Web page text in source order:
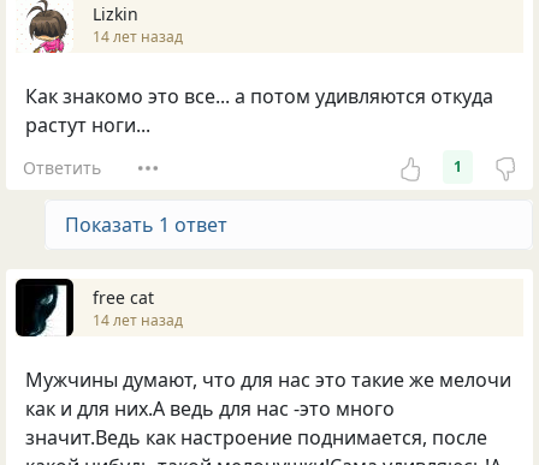
Lizkin
14 лет назад
Как знакомо это все... а потом удивляются откуда
растут ноги...
Ответить 1
Показать 1 ответ
free cat
14 лет назад
Мужчины думают, что для нас это такие же мелочи
как и для них.А ведь для нас -это много
значит.Ведь как настроение поднимается, после